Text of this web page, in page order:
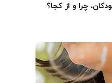
چرا و از کجا؟